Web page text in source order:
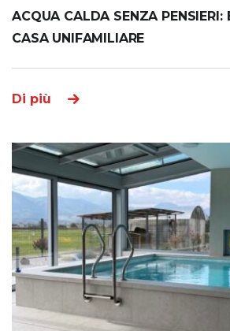
ACQUA CALDA SENZA PENSIERI:
CASA UNIFAMILIARE
Di più